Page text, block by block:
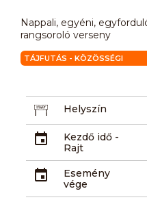
Nappali, egyéni,
rangsoroló verseny
TÁJFUTÁS - KÖZÖSSÉGI
Helyszín
Kezdő idő -
Rajt
Esemény
vége